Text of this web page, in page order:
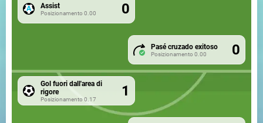
Assist
Posizionamento 0.00 0
Pasé cruzado exitoso
Posizionamento 0.00 0
Gol fuori dall'area di
rigore
Posizionamento0.17 1